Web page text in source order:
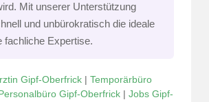
Mit unserer Unterstützung
und unbürokratisch die ideale
fachliche Expertise.
Gipf-Oberfrick | Temporärbüro
Gipf-Oberfrick | Jobs Gipf-